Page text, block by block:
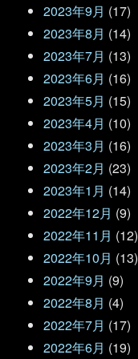
2023年9月 (17)
2023年8月 (14)
2023年7月 (13)
2023年6月 (16)
2023年5月 (15)
2023年4月 (10)
2023年3月 (16)
2023年2月 (23)
2023年1月 (14)
2022年12月 (9)
2022年11月 (12)
2022年10月 (13)
2022年9月 (9)
2022年8月 (4)
2022年7月 (17)
2022年6月 (19)